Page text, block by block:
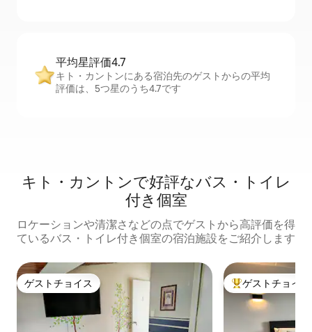
平均星評価4.7
キト・カントンにある宿泊先のゲストからの平均
評価は、5つ星のうち4.7です
キト・カントンで好評なバス・トイレ
付き個室
ロケーションや清潔さなどの点でゲストから高評価を得
ているバス・トイレ付き個室の宿泊施設をご紹介します
ゲストチョイス
ゲストチョイス 大好評のゲスト
ゲストチョイス